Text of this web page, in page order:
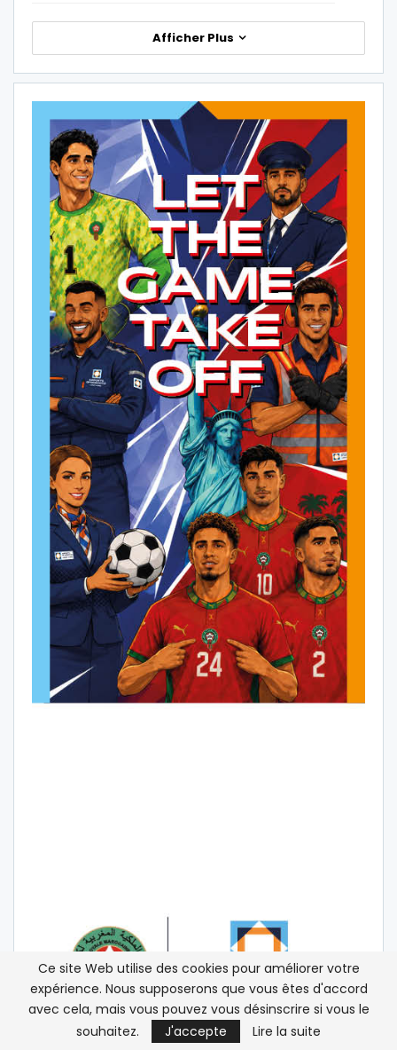
Afficher Plus
Ce site Web utilise des cookies pour améliorer votre
expérience. Nous supposerons que vous êtes d'accord
avec cela, mais vous pouvez vous désinscrire si vous le
souhaitez.
J'accepte Lire la suite